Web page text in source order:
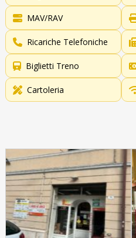
MAV/RAV
Ricariche Telefoniche
Biglietti Treno
Cartoleria